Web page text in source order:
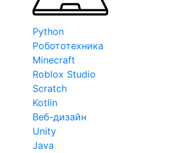
Python
Робототехника
Minecraft
Roblox Studio
Scratch
Kotlin
Веб-дизайн
Unity
Java